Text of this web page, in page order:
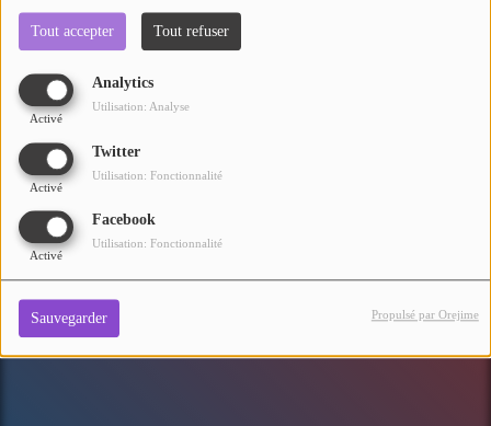
Tout accepter Tout refuser
Analytics
Activé
Utilisation: Analyse
Twitter
Activé
Utilisation: Fonctionnalité
Facebook
Activé
Utilisation: Fonctionnalité
Sauvegarder Propulsé par Orejime
Il semble que la page que vous recherchez n’existe plus.